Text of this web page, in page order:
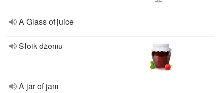
A Glass of juice
Słoik dżemu
A jar of jam